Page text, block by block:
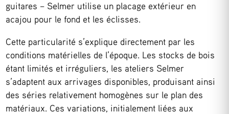
guitares – Selmer utilise un placage extérieur en
acajou pour le fond et les éclisses.
Cette particularité s’explique directement par les
conditions matérielles de l’époque. Les stocks de bois
étant limités et irréguliers, les ateliers Selmer
s’adaptent aux arrivages disponibles, produisant ainsi
des séries relativement homogènes sur le plan des
matériaux. Ces variations, initialement liées aux